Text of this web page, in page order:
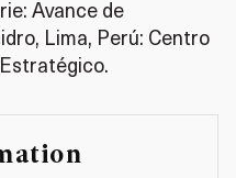
Avance de
Lima, Perú: Centro